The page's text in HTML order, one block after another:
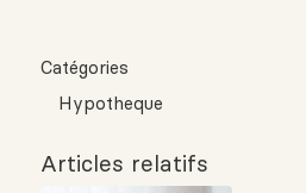
Catégories
Hypotheque
Articles relatifs